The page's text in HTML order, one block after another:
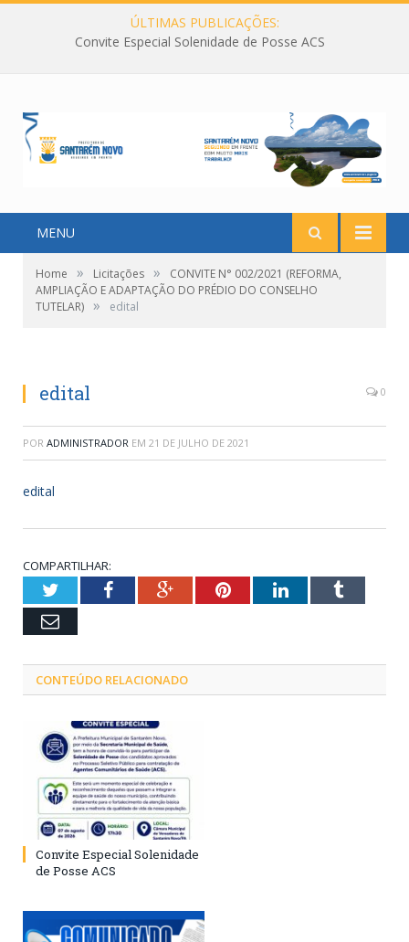
ÚLTIMAS PUBLICAÇÕES:
Convite Especial Solenidade de Posse ACS
MENU
Home » Licitações »
CONVITE N° 002/2021 (REFORMA,
AMPLIAÇÃO E ADAPTAÇÃO DO PRÉDIO DO CONSELHO
TUTELAR) » edital
edital 0
POR ADMINISTRADOR EM 21 DE JULHO DE 2021
edital
COMPARTILHAR:
TwitterFacebookGoogle+PinterestLinkedInTumblr
Email
CONTEÚDO RELACIONADO
Convite Especial Solenidade
de Posse ACS